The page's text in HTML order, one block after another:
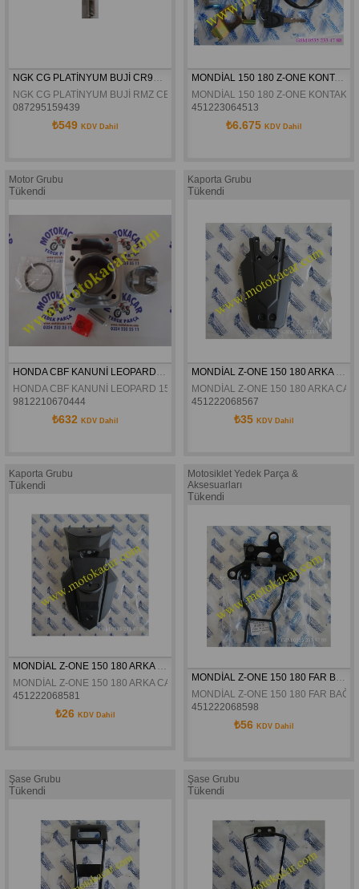
NGK CG PLATİNYUM BUJİ RMZ CBF TVS MC MR CR9EVX
087295159439
₺549 KDV Dahil
MONDİAL 150 180 Z-ONE KONTAK KİLİT SETİ ORJİNAL
MONDİAL 150 180 Z-ONE KONTAK
451223064513
₺6.675 KDV Dahil
Motor Grubu
Tükendi
HONDA CBF KANUNİ LEOPARD 150.63,5 SİLİNDİR SETİ
9812210670444
₺632 KDV Dahil
Kaporta Grubu
Tükendi
MONDİAL Z-ONE 150 180 ARKA
451222068567
₺35 KDV Dahil
Kaporta Grubu
Tükendi
MONDİAL Z-ONE 150 180 ARKA CAMURLUK KUYRUĞU ORJİNAL
451222068581
₺26 KDV Dahil
Motosiklet Yedek Parça &
Aksesuarları
Tükendi
MONDİAL Z-ONE 150 180 FAR
451222068598
₺56 KDV Dahil
Şase Grubu
Tükendi
Şase Grubu
Tükendi